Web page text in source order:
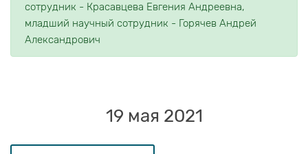
сотрудник - Красавцева Евгения Андреевна,
младший научный сотрудник - Горячев Андрей
Александрович
19 мая 2021